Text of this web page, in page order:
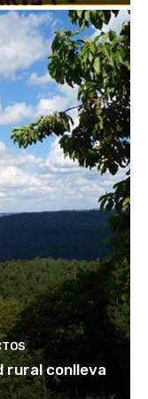
rural conlleva